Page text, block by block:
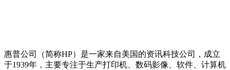
惠普公司（简称HP）是一家来自美国的资讯科技公司，成立
于1939年，主要专注于生产打印机、数码影像、软件、计算机